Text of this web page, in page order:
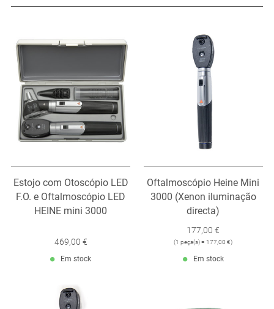
Estojo com Otoscópio LED
F.O. e Oftalmoscópio LED
HEINE mini 3000
469,00 €
Em stock
Oftalmoscópio Heine Mini
3000 (Xenon iluminação
directa)
(1 peça(s) = 177,00 €)
177,00 €
Em stock